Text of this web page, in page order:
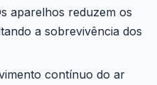
aparelhos reduzem os
a sobrevivência dos
contínuo do ar